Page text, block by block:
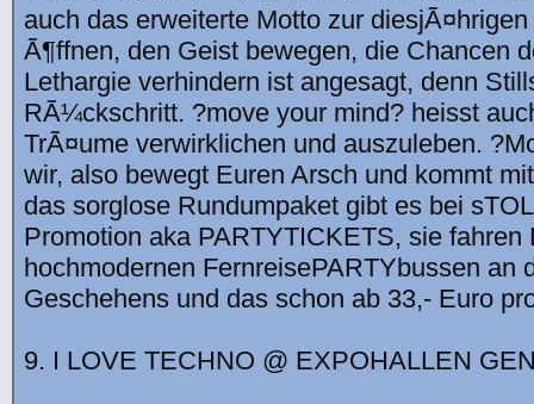
auch das erweiterte Motto zur
Ã¶ffnen, den Geist bewegen, die Chancen
Lethargie verhindern ist angesagt, denn
RÃ¼ckschritt. ?move your mind? heisst
TrÃ¤ume verwirklichen und auszuleben.
wir, also bewegt Euren Arsch und kommt
das sorglose Rundumpaket gibt es bei
Promotion aka PARTYTICKETS, sie fahren
hochmodernen FernreisePARTYbussen an
Geschehens und das schon ab 33,- Euro
9. I LOVE TECHNO @ EXPOHALLEN